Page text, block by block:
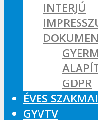
INTERJÚ
GDPR
ÉVES
GYVTV